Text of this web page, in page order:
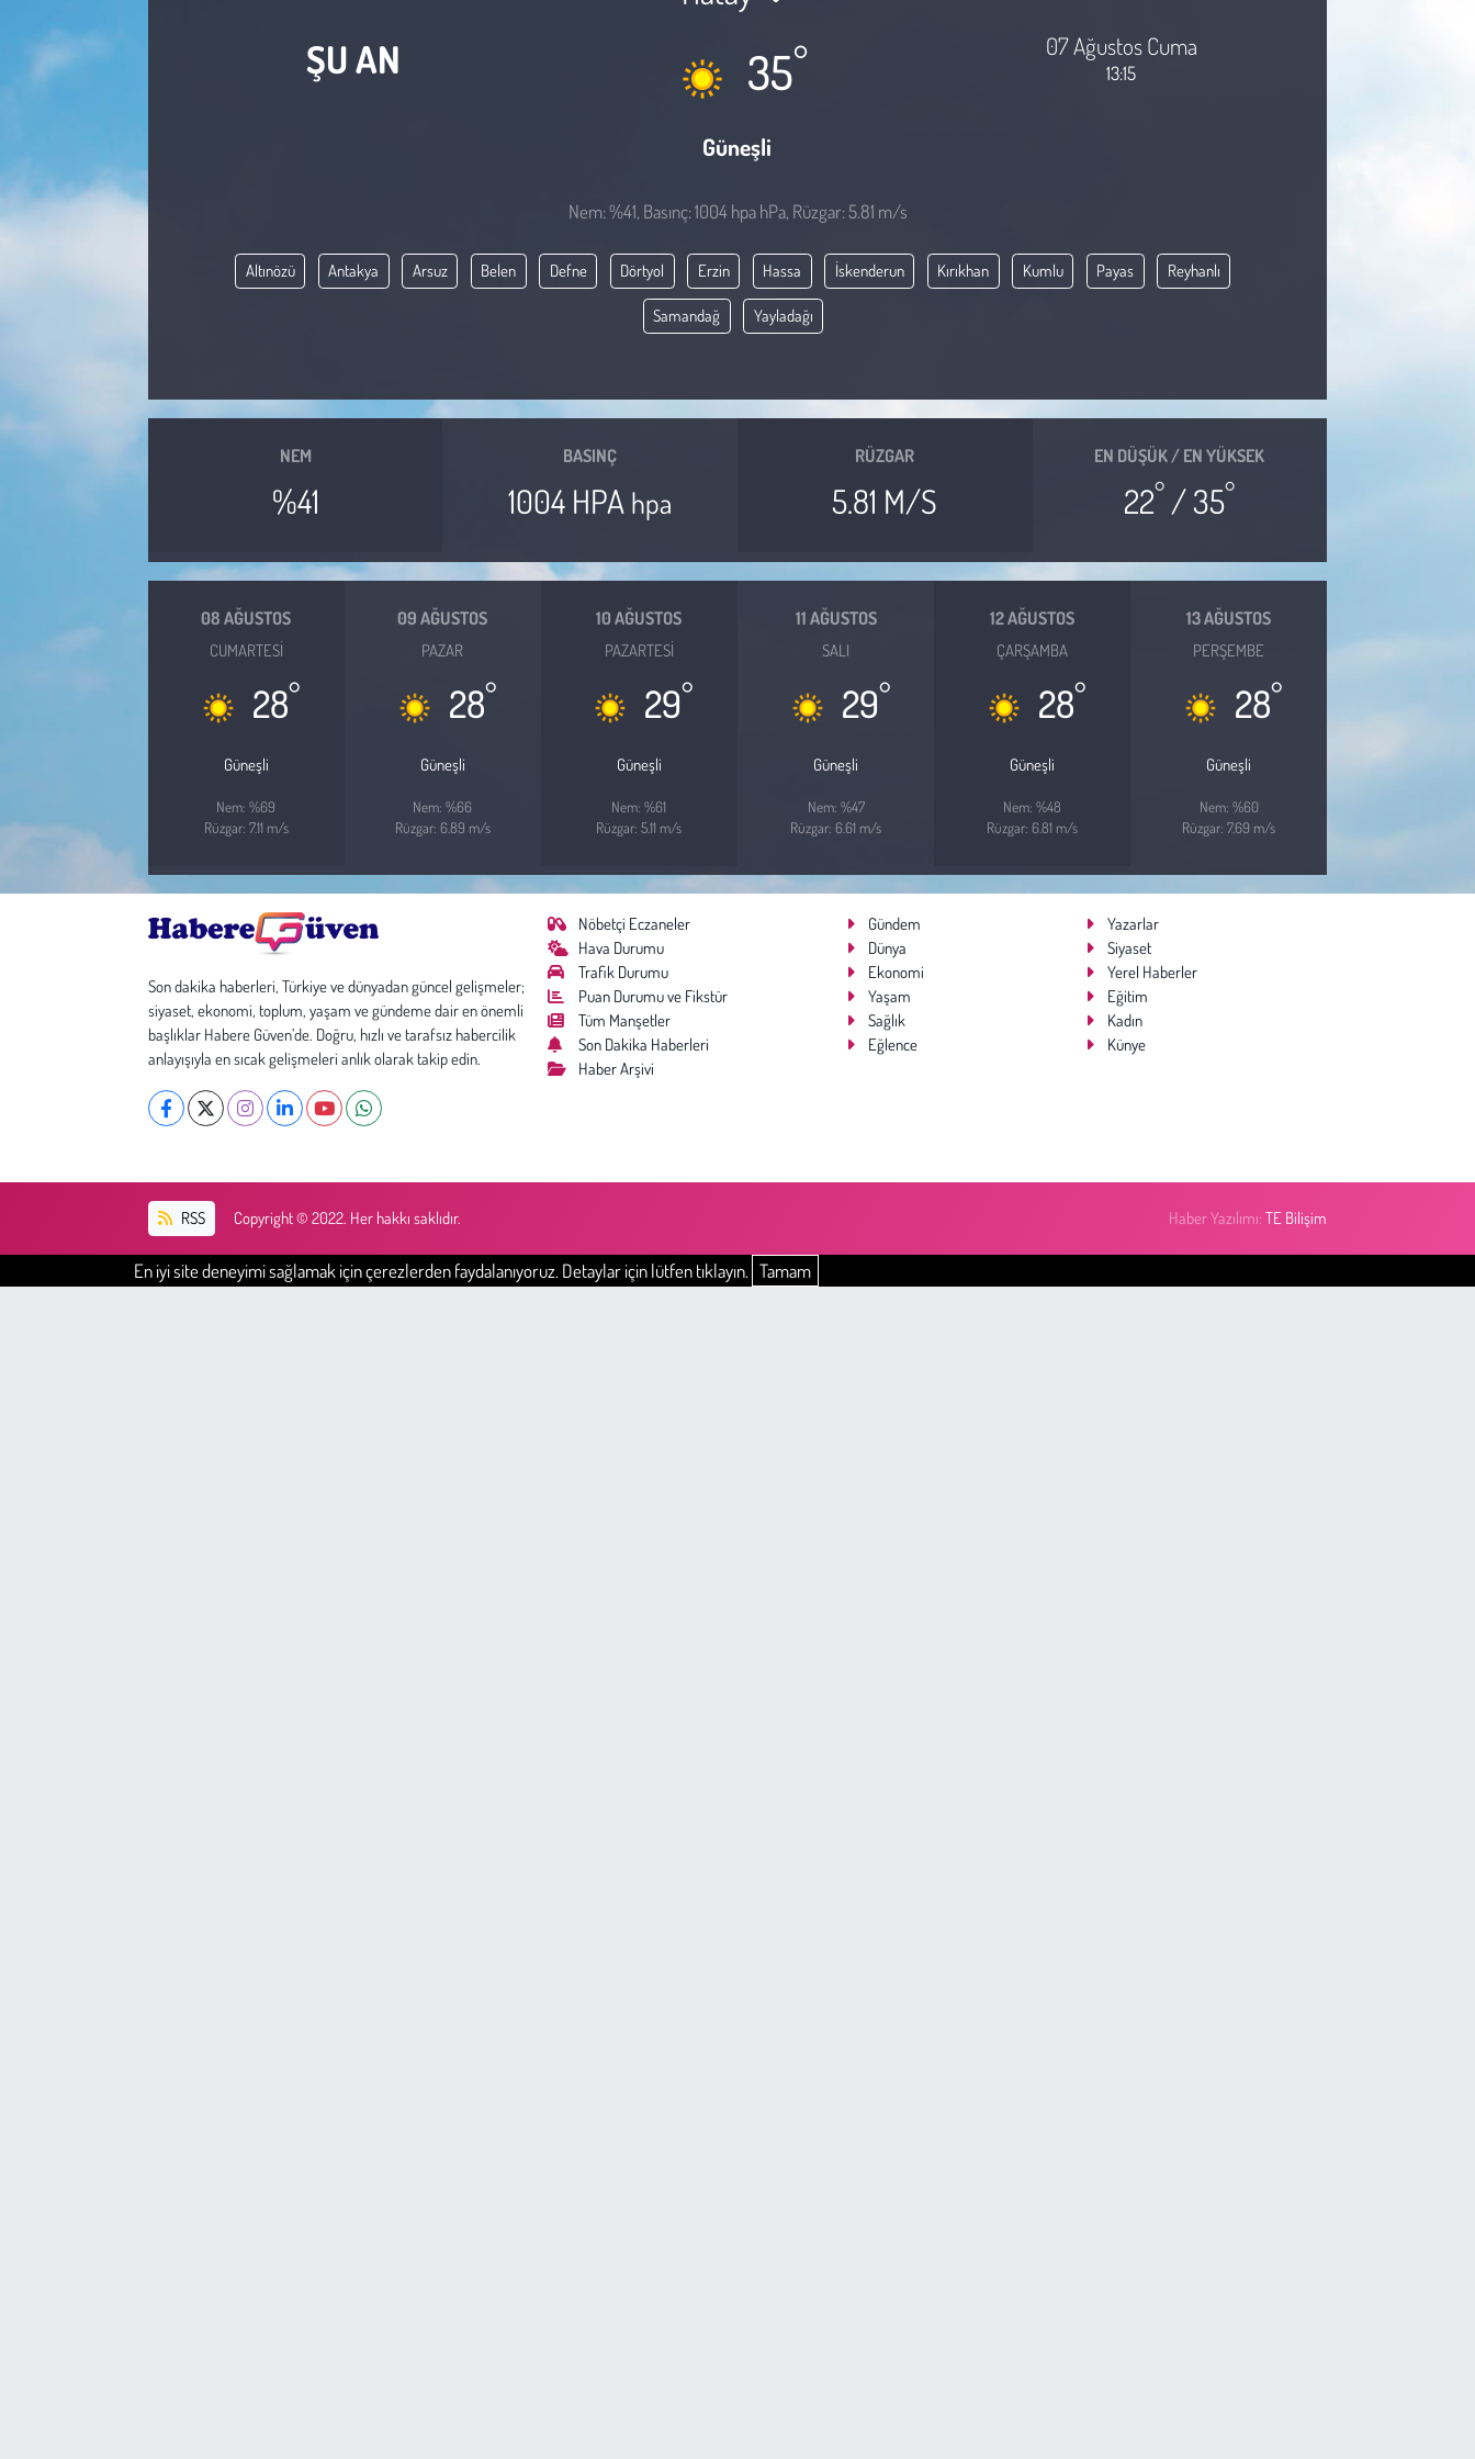
ŞU AN 35°
Güneşli
07 Ağustos Cuma
13:15
Nem: %41, Basınç: 1004 hpa hPa, Rüzgar: 5.81 m/s
Altınözü Antakya Arsuz Belen Defne Dörtyol Erzin Hassa İskenderun Kırıkhan Kumlu Payas Reyhanlı
Samandağ Yayladağı
NEM
%41
BASINÇ
1004 HPA hpa
RÜZGAR
5.81 M/S
EN DÜŞÜK / EN YÜKSEK
22° / 35°
08 AĞUSTOS
CUMARTESI
28°
Güneşli
Nem: %69
Rüzgar: 7.11 m/s
09 AĞUSTOS
PAZAR
28°
Güneşli
Nem: %66
Rüzgar: 6.89 m/s
10 AĞUSTOS
PAZARTESI
29°
Güneşli
Nem: %61
Rüzgar: 5.11 m/s
11 AĞUSTOS
SALI
29°
Güneşli
Nem: %47
Rüzgar: 6.61 m/s
12 AĞUSTOS
ÇARŞAMBA
28°
Güneşli
Nem: %48
Rüzgar: 6.81 m/s
13 AĞUSTOS
PERŞEMBE
28°
Güneşli
Nem: %60
Rüzgar: 7.69 m/s
Son dakika haberleri, Türkiye ve dünyadan güncel gelişmeler;
siyaset, ekonomi, toplum, yaşam ve gündeme dair en önemli
başlıklar Habere Güven’de. Doğru, hızlı ve tarafsız habercilik
anlayışıyla en sıcak gelişmeleri anlık olarak takip edin.
Nöbetçi Eczaneler
Hava Durumu
Trafik Durumu
Puan Durumu ve Fikstür
Tüm Manşetler
Son Dakika Haberleri
Haber Arşivi
Gündem
Yazarlar
Dünya
Siyaset
Ekonomi
Yerel Haberler
Yaşam
Eğitim
Sağlık
Kadın
Eğlence
Künye
RSS Copyright © 2022. Her hakkı saklıdır. Haber Yazılımı:TE Bilişim
En iyi site deneyimi sağlamak için çerezlerden faydalanıyoruz. Detaylar için lütfen tıklayın. Tamam
Sağlık
Spor
Hukuk